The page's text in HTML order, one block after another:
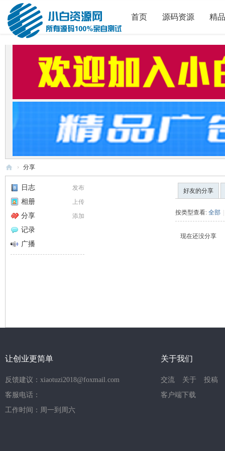
首页 源码资源 精
白
码
› 分享
发布
日志
上传
相册
添加
分享
记录
广播
好友的分享
按类型查看: 全部 |
现在还没分享
让创业更简单
反馈建议：xiaotuzi2018@foxmail.com
客服电话：
工作时间：周一到周六
关于我们
交流 关于
投稿
客户端下载